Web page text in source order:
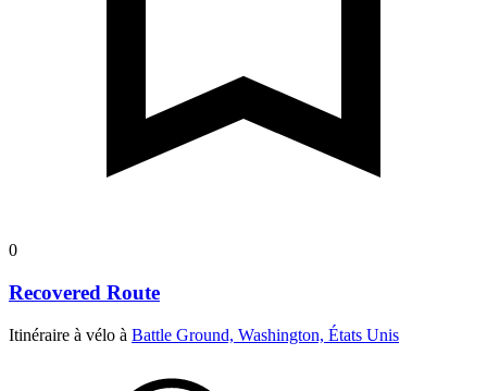
0
Recovered Route
Itinéraire à vélo à Battle Ground, Washington, États Unis